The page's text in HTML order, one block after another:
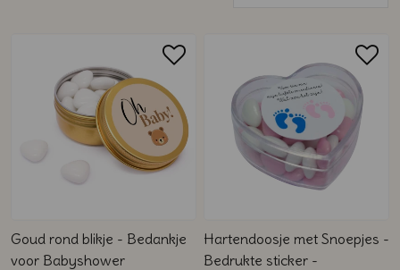
Goud rond blikje - Bedankje
voor Babyshower
Hartendoosje met Snoepjes -
Bedrukte sticker -